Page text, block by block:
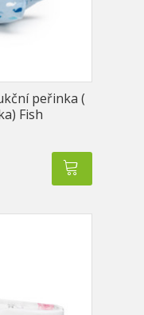
peřinka (
Fish